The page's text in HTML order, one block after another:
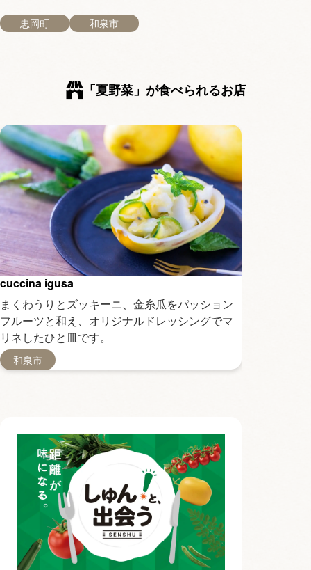
忠岡町 和泉市
「夏野菜」が食べられるお店
cuccina igusa
まくわうりとズッキーニ、金糸瓜をパッション
フルーツと和え、オリジナルドレッシングでマ
リネしたひと皿です。
和泉市